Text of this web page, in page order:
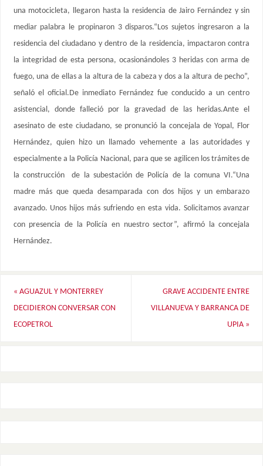
una motocicleta, llegaron hasta la residencia de Jairo Fernández y sin
mediar palabra le propinaron 3 disparos.“Los sujetos ingresaron a la
residencia del ciudadano y dentro de la residencia, impactaron contra
la integridad de esta persona, ocasionándoles 3 heridas con arma de
fuego, una de ellas a la altura de la cabeza y dos a la altura de pecho”,
señaló el oficial.De inmediato Fernández fue conducido a un centro
asistencial, donde falleció por la gravedad de las heridas.Ante el
asesinato de este ciudadano, se pronunció la concejala de Yopal, Flor
Hernández, quien hizo un llamado vehemente a las autoridades y
especialmente a la Policía Nacional, para que se agilicen los trámites de
la construcción de la subestación de Policía de la comuna VI.“Una
madre más que queda desamparada con dos hijos y un embarazo
avanzado. Unos hijos más sufriendo en esta vida. Solicitamos avanzar
con presencia de la Policía en nuestro sector”, afirmó la concejala
Hernández.
« AGUAZUL Y MONTERREY
DECIDIERON CONVERSAR CON
ECOPETROL
GRAVE ACCIDENTE ENTRE
VILLANUEVA Y BARRANCA DE
UPIA »